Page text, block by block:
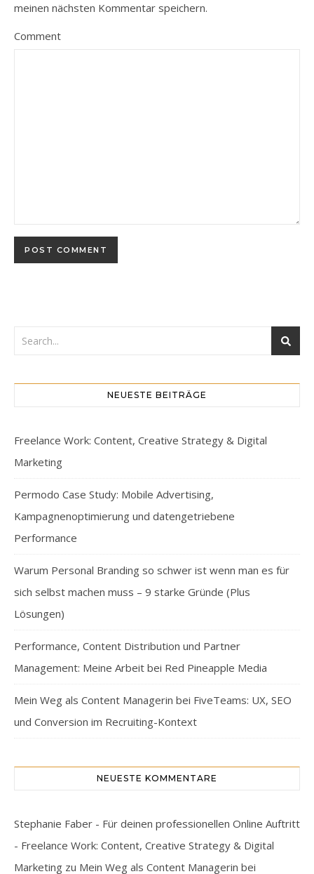
meinen nächsten Kommentar speichern.
Comment
NEUESTE BEITRÄGE
Freelance Work: Content, Creative Strategy & Digital
Marketing
Permodo Case Study: Mobile Advertising,
Kampagnenoptimierung und datengetriebene
Performance
Warum Personal Branding so schwer ist wenn man es für
sich selbst machen muss – 9 starke Gründe (Plus
Lösungen)
Performance, Content Distribution und Partner
Management: Meine Arbeit bei Red Pineapple Media
Mein Weg als Content Managerin bei FiveTeams: UX, SEO
und Conversion im Recruiting-Kontext
NEUESTE KOMMENTARE
Stephanie Faber - Für deinen professionellen Online Auftritt
- Freelance Work: Content, Creative Strategy & Digital
Marketing zu Mein Weg als Content Managerin bei